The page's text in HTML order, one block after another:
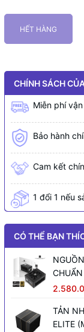
HẾT HÀNG
CHÍNH SÁCH
Miễn phí
Bảo hành
Cam kết
1 đổi 1 nếu
CÓ THỂ BẠN
TẢN
ELITE